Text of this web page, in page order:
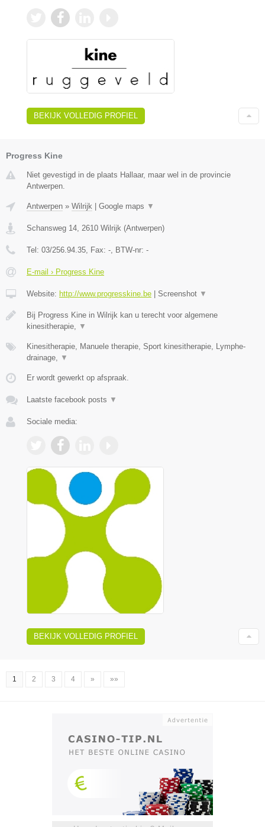
BEKIJK VOLLEDIG PROFIEL
Progress Kine
Niet gevestigd in de plaats Hallaar, maar wel in de provincie
Antwerpen.
Antwerpen » Wilrijk | Google maps ▼
Schansweg 14 2610 Wilrijk (Antwerpen)
Tel: 03/256.94.35 , Fax: - , BTW-nr: -
E-mail › Progress Kine
Website: http://www.progresskine.be | Screenshot ▼
Bij Progress Kine in Wilrijk kan u terecht voor algemene
kinesitherapie,
▼
Kinesitherapie, Manuele therapie, Sport kinesitherapie, Lymphe-
drainage,
▼
Er wordt gewerkt op afspraak.
Laatste facebook posts ▼
Sociale media:
BEKIJK VOLLEDIG PROFIEL
1 2 3 4 » »»